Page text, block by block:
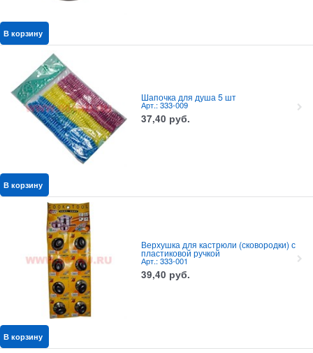
В корзину
Шапочка для душа 5 шт
Арт.: 333-009
37,40 руб.
В корзину
Верхушка для кастрюли (сковородки) с
пластиковой ручкой
Арт.: 333-001
39,40 руб.
В корзину